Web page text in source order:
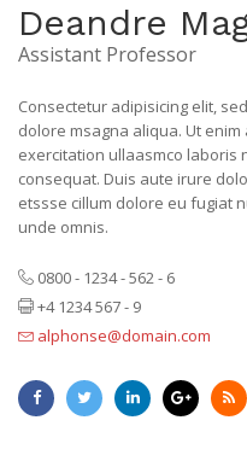
Deandre
Assistant Professor
Consectetur adipisicing elit,
dolore msagna aliqua. Ut
exercitation ullaasmco laboris
consequat. Duis aute irure
etssse cillum dolore eu fugiat
unde omnis.
0800 - 1234 - 562 - 6
+4 1234 567 - 9
alphonse@domain.com